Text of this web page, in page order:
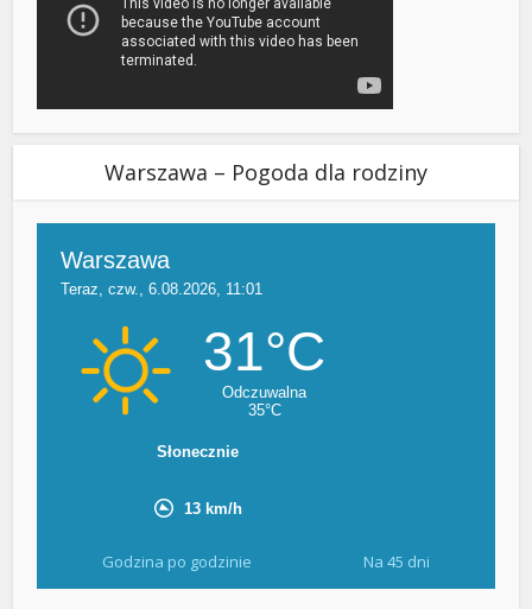
Warszawa – Pogoda dla rodziny
Godzina po godzinie Na 45 dni